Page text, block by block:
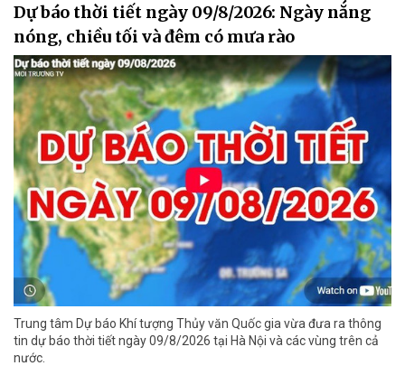
Dự báo thời tiết ngày 09/8/2026: Ngày nắng
nóng, chiều tối và đêm có mưa rào
Trung tâm Dự báo Khí tượng Thủy văn Quốc gia vừa đưa ra thông
tin dự báo thời tiết ngày 09/8/2026 tại Hà Nội và các vùng trên cả
nước.